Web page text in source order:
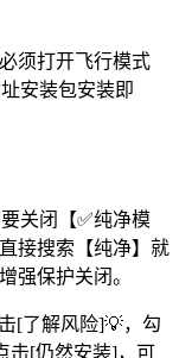
须打开飞行模式
安装包安装即
关闭【✅纯净模
接搜索【纯净】就
强保护关闭。
[了解风险]💡，勾
击[仍然安装]，可